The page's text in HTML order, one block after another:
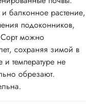
балконное растение,
подоконников,
можно
сохраняя зимой в
температуре не
обрезают.